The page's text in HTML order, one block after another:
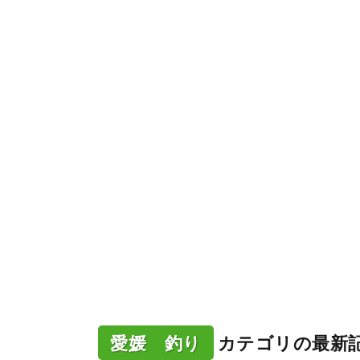
愛媛 釣り カテゴリの最新